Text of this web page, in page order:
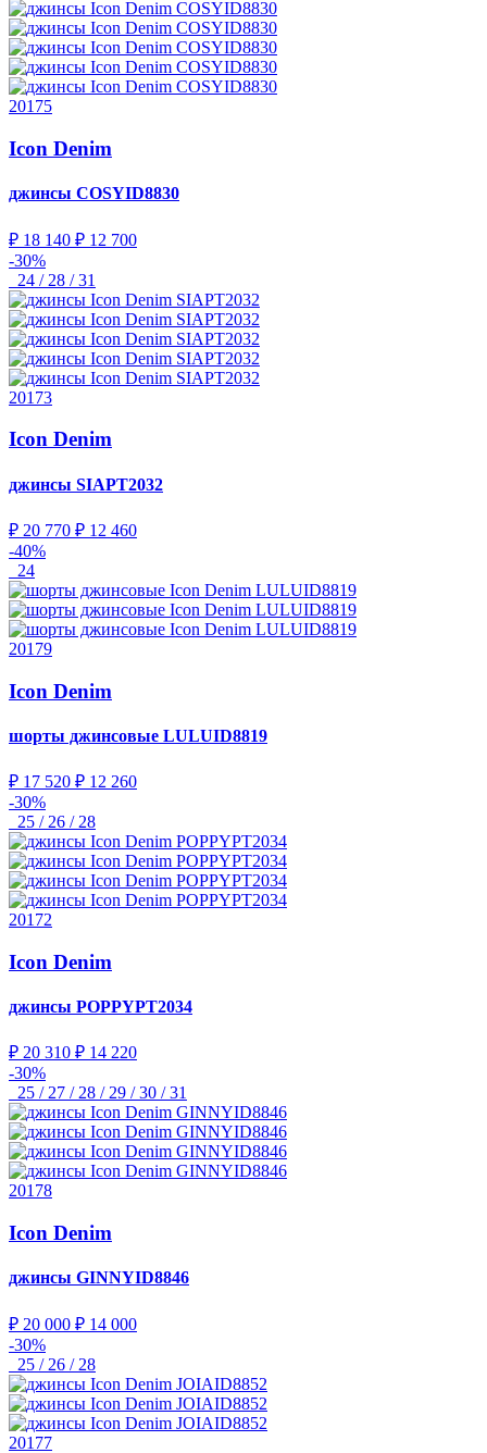
20175
Icon Denim
джинсы COSYID8830
₽ 18 140 ₽ 12 700
-30%
24 / 28 / 31
20173
Icon Denim
джинсы SIAPT2032
₽ 20 770 ₽ 12 460
-40%
24
20179
Icon Denim
шорты джинсовые LULUID8819
₽ 17 520 ₽ 12 260
-30%
25 / 26 / 28
20172
Icon Denim
джинсы POPPYPT2034
₽ 20 310 ₽ 14 220
-30%
25 / 27 / 28 / 29 / 30 / 31
20178
Icon Denim
джинсы GINNYID8846
₽ 20 000 ₽ 14 000
-30%
25 / 26 / 28
20177